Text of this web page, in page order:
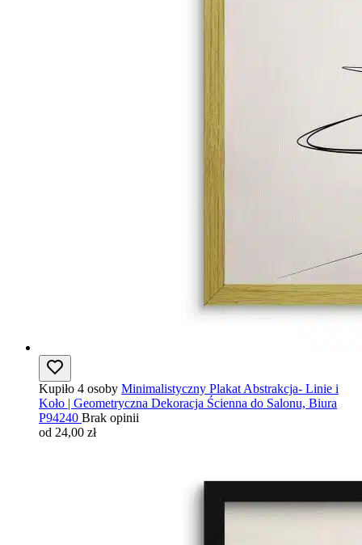
Kupiło 4 osoby Minimalistyczny Plakat Abstrakcja- Linie i
Koło | Geometryczna Dekoracja Ścienna do Salonu, Biura
P94240 Brak opinii
od 24,00 zł